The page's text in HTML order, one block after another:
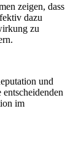
zeigen, dass
dazu
zu
und
im